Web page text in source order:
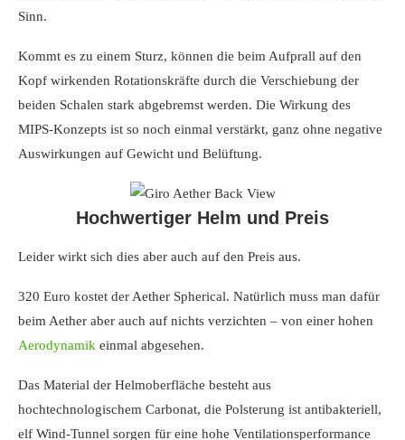
Sinn.
Kommt es zu einem Sturz, können die beim Aufprall auf den
Kopf wirkenden Rotationskräfte durch die Verschiebung der
beiden Schalen stark abgebremst werden. Die Wirkung des
MIPS-Konzepts ist so noch einmal verstärkt, ganz ohne negative
Auswirkungen auf Gewicht und Belüftung.
Hochwertiger Helm und Preis
Leider wirkt sich dies aber auch auf den Preis aus.
320 Euro kostet der Aether Spherical. Natürlich muss man dafür
beim Aether aber auch auf nichts verzichten – von einer hohen
Aerodynamik einmal abgesehen.
Das Material der Helmoberfläche besteht aus
hochtechnologischem Carbonat, die Polsterung ist antibakteriell,
elf Wind-Tunnel sorgen für eine hohe Ventilationsperformance